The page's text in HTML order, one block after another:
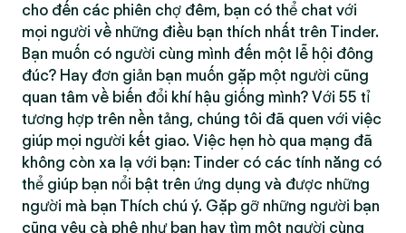
cho đến các phiên chợ đêm, bạn có thể chat với
mọi người về những điều bạn thích nhất trên Tinder.
Bạn muốn có người cùng mình đến một lễ hội đông
đúc? Hay đơn giản bạn muốn gặp một người cũng
quan tâm về biến đổi khí hậu giống mình? Với 55 tỉ
tương hợp trên nền tảng, chúng tôi đã quen với việc
giúp mọi người kết giao. Việc hẹn hò qua mạng đã
không còn xa lạ với bạn: Tinder có các tính năng có
thể giúp bạn nổi bật trên ứng dụng và được những
người mà bạn Thích chú ý. Gặp gỡ những người bạn
cũng yêu cà phê như bạn hay tìm một người cùng